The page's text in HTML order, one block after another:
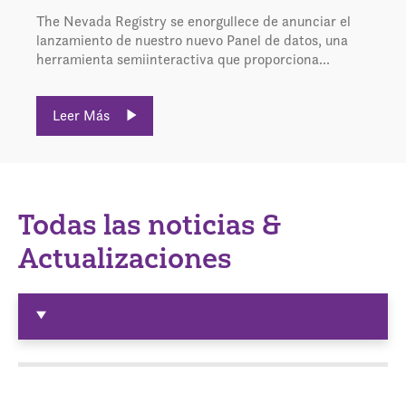
The Nevada Registry se enorgullece de anunciar el
lanzamiento de nuestro nuevo Panel de datos, una
herramienta semiinteractiva que proporciona...
Leer Más
Todas las noticias &
Actualizaciones